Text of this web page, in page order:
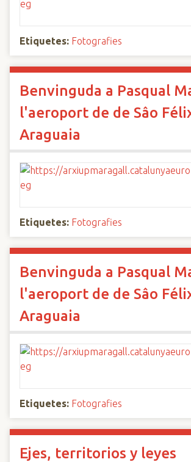
Etiquetes: Fotografies
Benvinguda a Pasqual
l'aeroport de de Sâo
Araguaia
Etiquetes: Fotografies
Benvinguda a Pasqual
l'aeroport de de Sâo
Araguaia
Etiquetes: Fotografies
Ejes, territorios y leyes